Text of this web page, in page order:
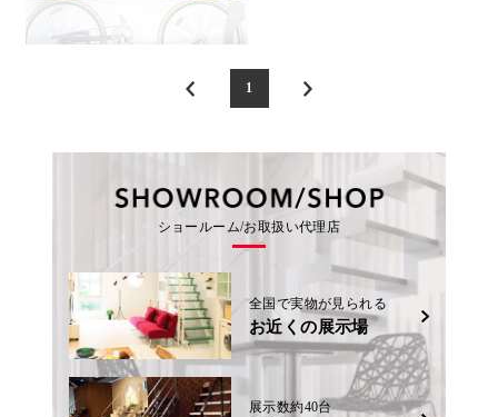
1
ショールーム/お取扱い代理店
全国で実物が見られる
お近くの展示場
展示数約40台